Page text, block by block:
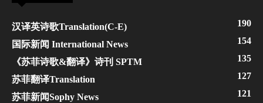
汉译英诗歌Translation(C-E) 190
国际新闻 International News 154
《苏菲诗歌&翻译》诗刊 SPTM 135
苏菲翻译Translation 127
苏菲新闻Sophy News 121